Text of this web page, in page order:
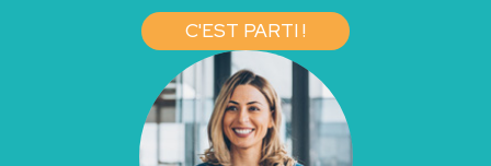
C'EST PARTI !